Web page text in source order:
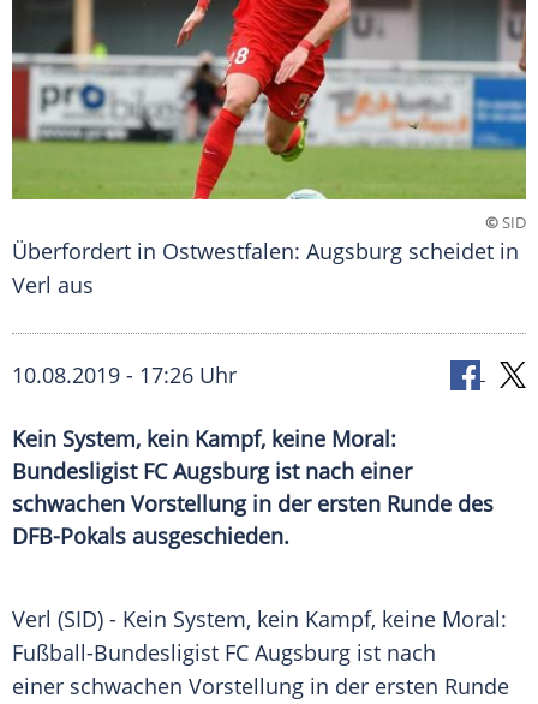
©SID
Überfordert in Ostwestfalen: Augsburg scheidet in
Verl aus
10.08.2019 - 17:26 Uhr
Kein System, kein Kampf, keine Moral:
Bundesligist FC Augsburg ist nach einer
schwachen Vorstellung in der ersten Runde des
DFB-Pokals ausgeschieden.
Verl (SID) - Kein System, kein Kampf, keine Moral:
Fußball-Bundesligist FC Augsburg ist nach
einer schwachen Vorstellung in der ersten Runde